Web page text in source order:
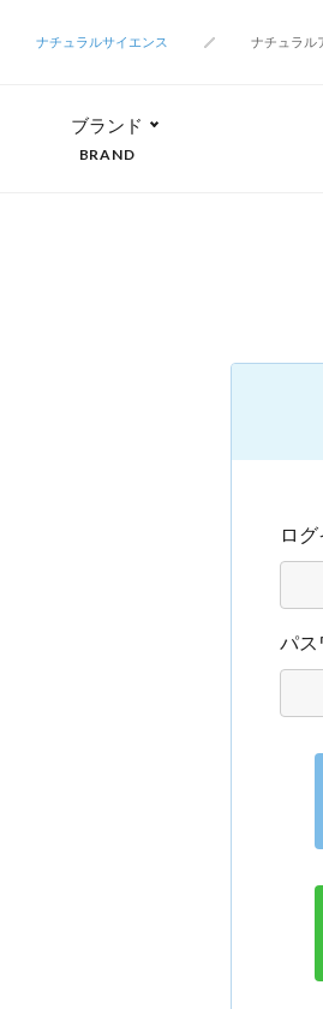
ナチュラルサイエンス
ナチュラル
ブランド
BRAND
ロ
パス